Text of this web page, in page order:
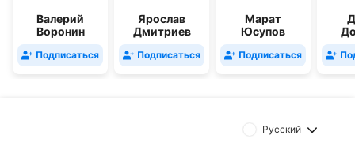
Валерий
Воронин
Подписаться
Ярослав
Дмитриев
Подписаться
Марат
Юсупов
Подписаться
Русский